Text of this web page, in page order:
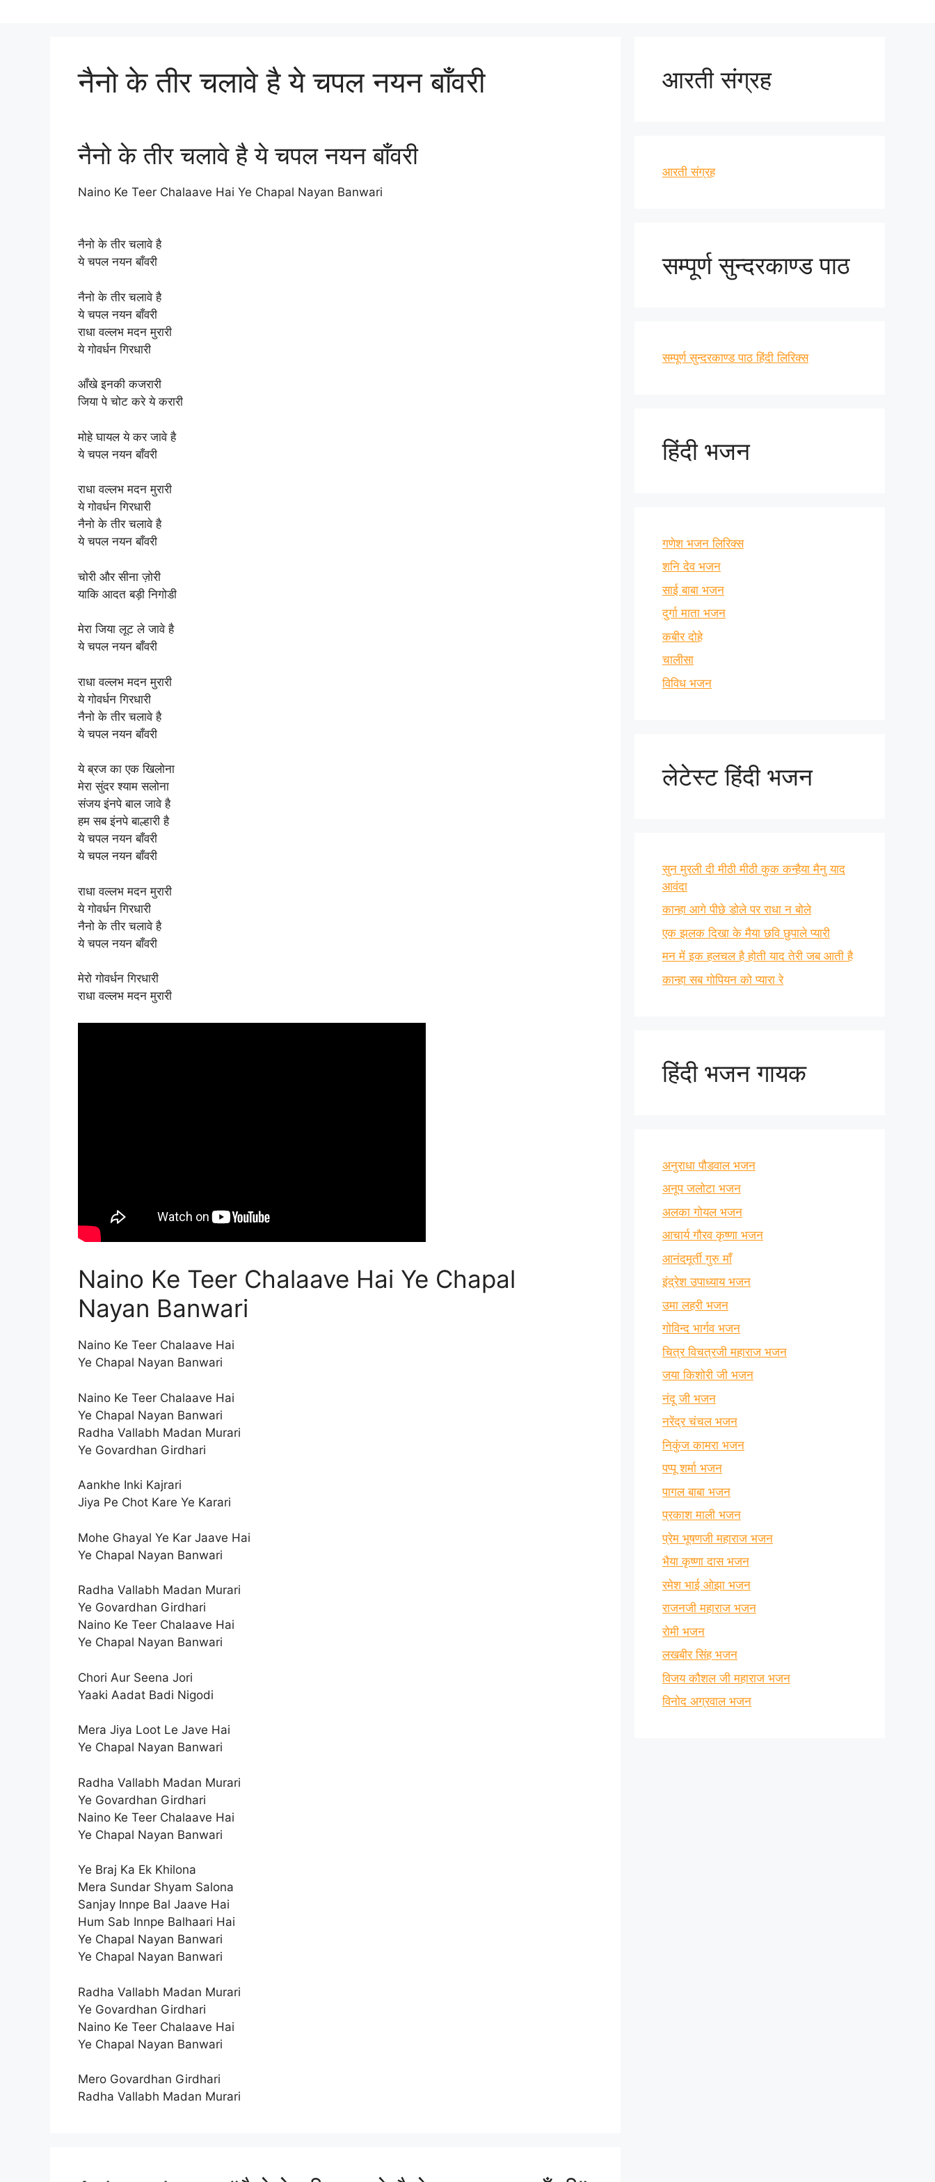
नैनो के तीर चलावे है ये चपल नयन बाँवरी
नैनो के तीर चलावे है ये चपल नयन बाँवरी
Naino Ke Teer Chalaave Hai Ye Chapal Nayan Banwari
नैनो के तीर चलावे है
ये चपल नयन बाँवरी
नैनो के तीर चलावे है
ये चपल नयन बाँवरी
राधा वल्लभ मदन मुरारी
ये गोवर्धन गिरधारी
आँखे इनकी कजरारी
जिया पे चोट करे ये करारी
मोहे घायल ये कर जावे है
ये चपल नयन बाँवरी
राधा वल्लभ मदन मुरारी
ये गोवर्धन गिरधारी
नैनो के तीर चलावे है
ये चपल नयन बाँवरी
चोरी और सीना ज़ोरी
याकि आदत बड़ी निगोडी
मेरा जिया लूट ले जावे है
ये चपल नयन बाँवरी
राधा वल्लभ मदन मुरारी
ये गोवर्धन गिरधारी
नैनो के तीर चलावे है
ये चपल नयन बाँवरी
ये ब्रज का एक खिलोना
मेरा सुंदर श्याम सलोना
संजय इंनपे बाल जावे है
हम सब इंनपे बाल्हारी है
ये चपल नयन बाँवरी
ये चपल नयन बाँवरी
राधा वल्लभ मदन मुरारी
ये गोवर्धन गिरधारी
नैनो के तीर चलावे है
ये चपल नयन बाँवरी
मेरो गोवर्धन गिरधारी
राधा वल्लभ मदन मुरारी
Naino Ke Teer Chalaave Hai Ye Chapal
Nayan Banwari
Naino Ke Teer Chalaave Hai
Ye Chapal Nayan Banwari
Naino Ke Teer Chalaave Hai
Ye Chapal Nayan Banwari
Radha Vallabh Madan Murari
Ye Govardhan Girdhari
Aankhe Inki Kajrari
Jiya Pe Chot Kare Ye Karari
Mohe Ghayal Ye Kar Jaave Hai
Ye Chapal Nayan Banwari
Radha Vallabh Madan Murari
Ye Govardhan Girdhari
Naino Ke Teer Chalaave Hai
Ye Chapal Nayan Banwari
Chori Aur Seena Jori
Yaaki Aadat Badi Nigodi
Mera Jiya Loot Le Jave Hai
Ye Chapal Nayan Banwari
Radha Vallabh Madan Murari
Ye Govardhan Girdhari
Naino Ke Teer Chalaave Hai
Ye Chapal Nayan Banwari
Ye Braj Ka Ek Khilona
Mera Sundar Shyam Salona
Sanjay Innpe Bal Jaave Hai
Hum Sab Innpe Balhaari Hai
Ye Chapal Nayan Banwari
Ye Chapal Nayan Banwari
Radha Vallabh Madan Murari
Ye Govardhan Girdhari
Naino Ke Teer Chalaave Hai
Ye Chapal Nayan Banwari
Mero Govardhan Girdhari
Radha Vallabh Madan Murari
आरती संग्रह
आरती संग्रह
सम्पूर्ण सुन्दरकाण्ड पाठ
सम्पूर्ण सुन्दरकाण्ड पाठ हिंदी लिरिक्स
हिंदी भजन
गणेश भजन लिरिक्स
शनि देव भजन
साई बाबा भजन
दुर्गा माता भजन
कबीर दोहे
चालीसा
विविध भजन
लेटेस्ट हिंदी भजन
सुन मुरली दी मीठी मीठी कुक कन्हैया मैनु याद
आवंदा
कान्हा आगे पीछे डोले पर राधा न बोले
एक झलक दिखा के मैया छवि छुपाले प्यारी
मन में इक हलचल है होती याद तेरी जब आती है
कान्हा सब गोपियन को प्यारा रे
हिंदी भजन गायक
अनुराधा पौडवाल भजन
अनूप जलोटा भजन
अलका गोयल भजन
आचार्य गौरव कृष्णा भजन
आनंदमूर्ती गुरु माँ
इंद्रेश उपाध्याय भजन
उमा लहरी भजन
गोविन्द भार्गव भजन
चित्र विचत्रजी महाराज भजन
जया किशोरी जी भजन
नंदू जी भजन
नरेंद्र चंचल भजन
निकुंज कामरा भजन
पप्पू शर्मा भजन
पागल बाबा भजन
प्रकाश माली भजन
प्रेम भूषणजी महाराज भजन
भैया कृष्णा दास भजन
रमेश भाई ओझा भजन
राजनजी महाराज भजन
रोमी भजन
लखबीर सिंह भजन
विजय कौशल जी महाराज भजन
विनोद अग्रवाल भजन